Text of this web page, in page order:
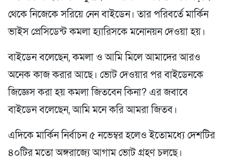
থেকে নিজেকে সরিয়ে নেন বাইডেন। তার পরিবর্তে মার্কিন
ভাইস প্রেসিডেন্ট কমলা হ্যারিসকে মনোনয়ন দেওয়া হয়।
বাইডেন বলেছেন, কমলা ও আমি মিলে আমাদের আরও
অনেক কাজ করার আছে। ভোট দেওয়ার পর বাইডেনকে
জিজ্ঞেস করা হয় কমলা জিতবেন কিনা? এর জবাবে
বাইডেন বলেছেন, আমি মনে করি আমরা জিতব।
এদিকে মার্কিন নির্বাচন ৫ নভেম্বর হলেও ইতোমধ্যে দেশটির
৪০টির মতো অঙ্গরাজ্যে আগাম ভোট গ্রহণ চলছে।